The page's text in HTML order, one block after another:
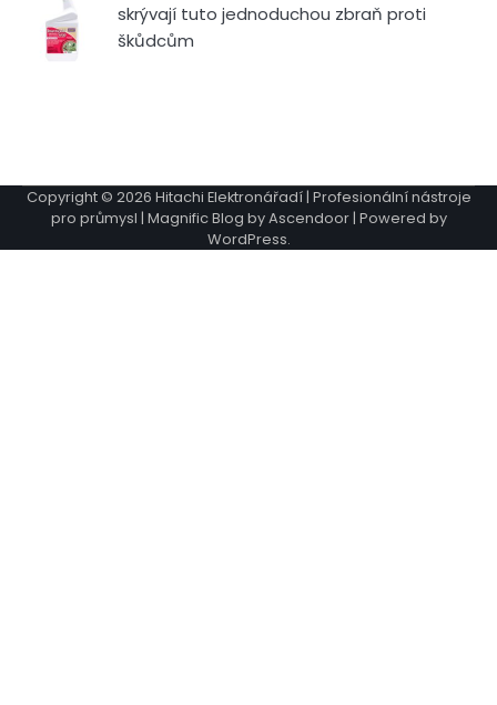
skrývají tuto jednoduchou zbraň proti
škůdcům
Copyright © 2026 Hitachi Elektronářadí | Profesionální nástroje
pro průmysl | Magnific Blog byAscendoor| Powered by
WordPress.